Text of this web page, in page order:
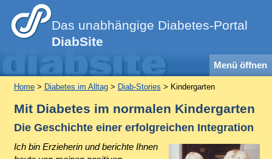
Das unabhängige Diabetes-Portal
DiabSite
Menü öffnen
Home> Diabetes im Alltag> Diab-Stories > Kindergarten
Mit Diabetes im normalen Kindergarten
Die Geschichte einer erfolgreichen Integration
Ich bin Erzieherin und berichte Ihnen